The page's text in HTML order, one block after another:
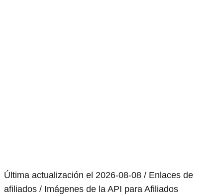
Última actualización el 2026-08-08 / Enlaces de
afiliados / Imágenes de la API para Afiliados